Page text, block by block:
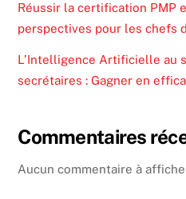
Réussir la certification PMP
perspectives pour les chefs
L’Intelligence Artificielle au
secrétaires : Gagner en
Commentaires
Aucun commentaire à